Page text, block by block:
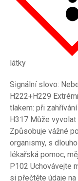
látky
Signální slovo:
H222+H229
tlakem: při
H317 Může
Způsobuje vážné
organismy, s
lékařská pomoc,
P102 Uchovávejte
si přečtěte údaje